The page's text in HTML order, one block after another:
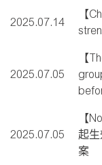
2025.07.14
【
2025.07.05
【
2025.07.05
【
起
案